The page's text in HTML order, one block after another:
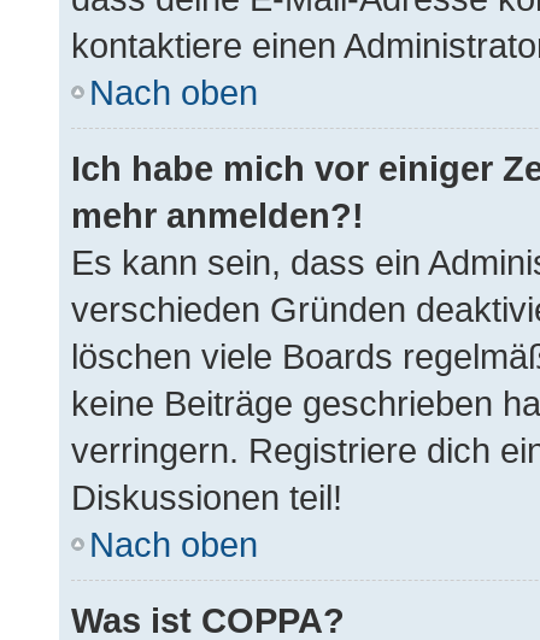
kontaktiere einen
Nach oben
Ich habe mich vor einiger
mehr anmelden?!
Es kann sein, dass ein
verschieden Gründen
löschen viele Boards
keine Beiträge geschrieben
verringern. Registriere dich
Diskussionen teil!
Nach oben
Was ist COPPA?